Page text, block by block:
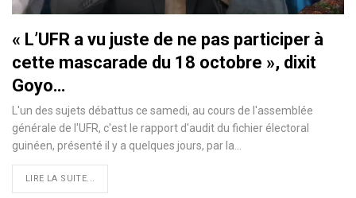
« L’UFR a vu juste de ne pas participer à
cette mascarade du 18 octobre », dixit
Goyo…
L'un des sujets débattus ce samedi, au cours de l'assemblée
générale de l'UFR, c'est le rapport d'audit du fichier électoral
guinéen, présenté il y a quelques jours, par la
LIRE LA SUITE...